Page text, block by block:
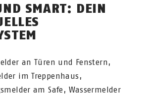
SMART: DEIN
an Türen und Fenstern,
im Treppenhaus,
am Safe, Wassermelder